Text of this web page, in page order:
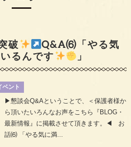
破
Q&A⑹「やる気
るんです
」
ベント
▶︎懇談会Q&Aということで、＜保護者様か
ら頂いたいろんなお声をこちら『BLOG・
最新情報』に掲載させて頂きます。◀︎ お
話⑹ 「やる気に満...